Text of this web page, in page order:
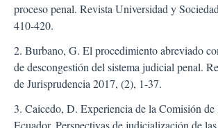
proceso penal. Revista Universidad y
410-420.
2. Burbano, G. El procedimiento abreviado
de descongestión del sistema judicial penal.
de Jurisprudencia 2017, (2), 1-37.
3. Caicedo, D. Experiencia de la Comisión de
Ecuador. Perspectivas de judicialización de